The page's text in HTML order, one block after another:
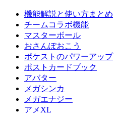
機能解説と使い方まとめ
チームコラボ機能
マスターボール
おさんぽおこう
ポケストのパワーアップ
ポストカードブック
アバター
メガシンカ
メガエナジー
アメXL